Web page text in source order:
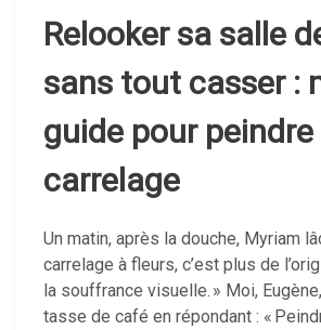
Relooker sa salle
sans tout casser :
guide pour peindre
carrelage
Un matin, après la douche, Myriam
carrelage à fleurs, c’est plus de
la souffrance visuelle. » Moi,
tasse de café en répondant : «